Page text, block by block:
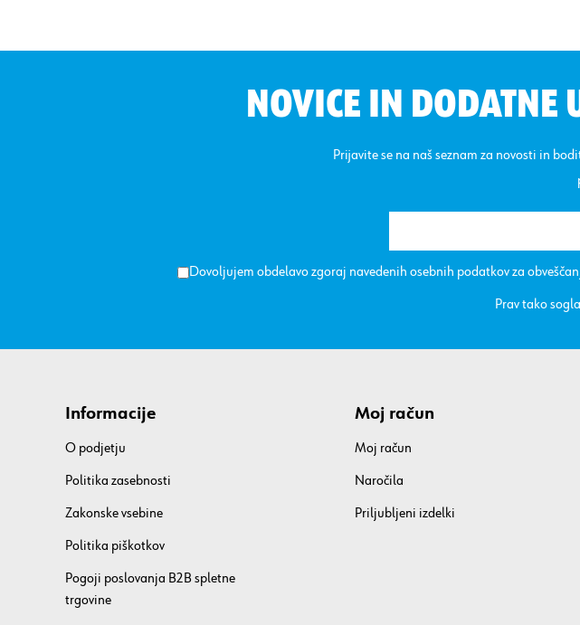
NOVICE IN DODATNE
Prijavite se na naš seznam za novosti in
Dovoljujem obdelavo zgoraj navedenih osebnih podatkov za
Prav tako
Informacije
O podjetju
Politika zasebnosti
Zakonske vsebine
Politika piškotkov
Pogoji poslovanja B2B spletne
trgovine
Moj račun
Moj račun
Naročila
Priljubljeni izdelki